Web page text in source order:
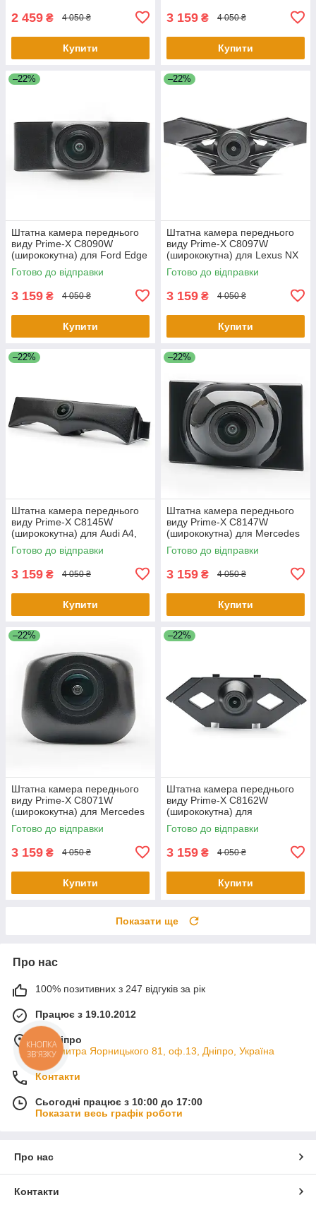
2 459 ₴ 4 050 ₴
Купити
3 159 ₴ 4 050 ₴
Купити
–22%
Штатна камера переднього
виду Prime-X C8090W
(ширококутна) для Ford Edge
2015-2017
Готово до відправки
3 159 ₴ 4 050 ₴
Купити
–22%
Штатна камера переднього
виду Prime-X C8097W
(ширококутна) для Lexus NX
2015-2017
Готово до відправки
3 159 ₴ 4 050 ₴
Купити
–22%
Штатна камера переднього
виду Prime-X C8145W
(ширококутна) для Audi A4,
A4L 2017-2018
Готово до відправки
3 159 ₴ 4 050 ₴
Купити
–22%
Штатна камера переднього
виду Prime-X C8147W
(ширококутна) для Mercedes
E-class 2016-2019
Готово до відправки
3 159 ₴ 4 050 ₴
Купити
–22%
Штатна камера переднього
виду Prime-X С8071W
(ширококутна) для Mercedes
S-Class W222, V222, X222
2015-2017
Готово до відправки
3 159 ₴ 4 050 ₴
Купити
–22%
Штатна камера переднього
виду Prime-X C8162W
(ширококутна) для
Volkswagen Tiguan L 2016
2017
Готово до відправки
3 159 ₴ 4 050 ₴
Купити
Показати ще
Про нас
100% позитивних з 247 відгуків за рік
Працює з 19.10.2012
м. Дніпро
пр. Дмитра Яорницького 81, оф.13, Дніпро, Україна
Контакти
Сьогодні працює з 10:00 до 17:00
Показати весь графік роботи
Про нас
Контакти
КНОПКА
ЗВ'ЯЗКУ